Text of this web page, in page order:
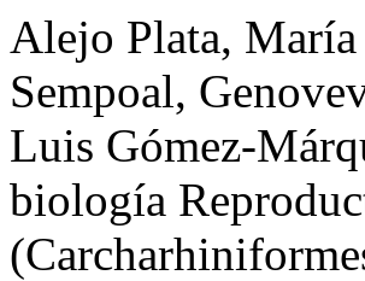
Alejo Plata,
Sempoal,
Luis Gómez-
biología